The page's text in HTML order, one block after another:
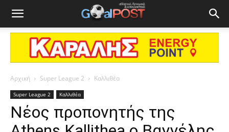
Αρχική Super League 2 Καλλιθέα
Super League 2 Καλλιθέα
Νέος προπονητής της